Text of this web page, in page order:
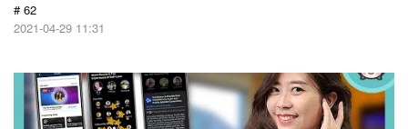
# 62
2021-04-29 11:31